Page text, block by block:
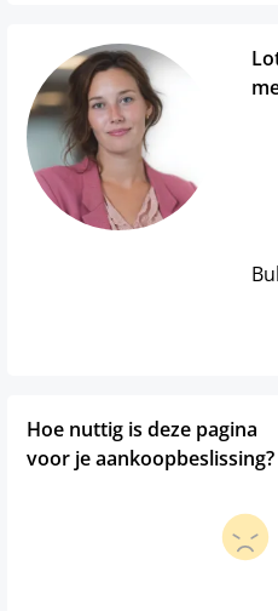
Hoe nuttig is deze pagina
voor je aankoopbeslissing?